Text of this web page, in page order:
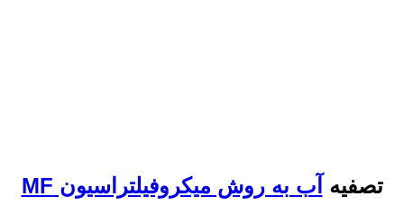
تصفیه آب به روش میکروفیلتراسیون MF